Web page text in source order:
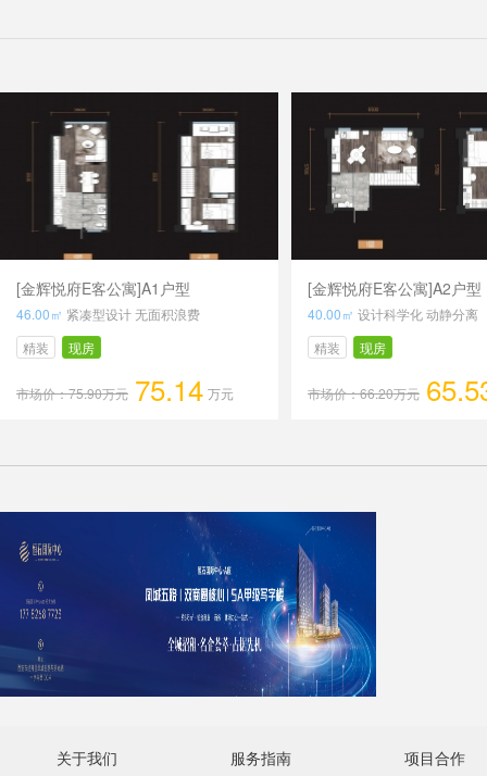
[金辉悦府E客公寓]A1户型
46.00㎡ 紧凑型设计 无面积浪费
精装
现房
市场价：75.90万元 75.14 万元
[金辉悦府E客公寓]A2户型
40.00㎡ 设计科学化 动静分离
精装
现房
市场价：66.20万元
关于我们
服务指南
项目合作